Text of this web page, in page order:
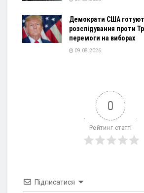
Демократи США
розслідування проти
перемоги на виборах
09.08.2026
0
Рейтинг статті
Підписатися